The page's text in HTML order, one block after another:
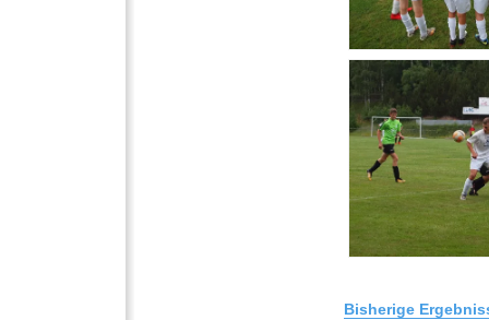
Bisherige